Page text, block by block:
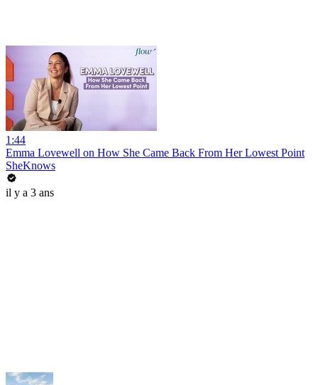
1:44
Emma Lovewell on How She Came Back From Her Lowest Point
SheKnows
il y a 3 ans